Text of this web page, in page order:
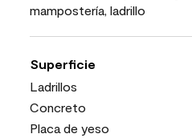
mampostería, ladrillo
Superficie
Ladrillos
Concreto
Placa de yeso